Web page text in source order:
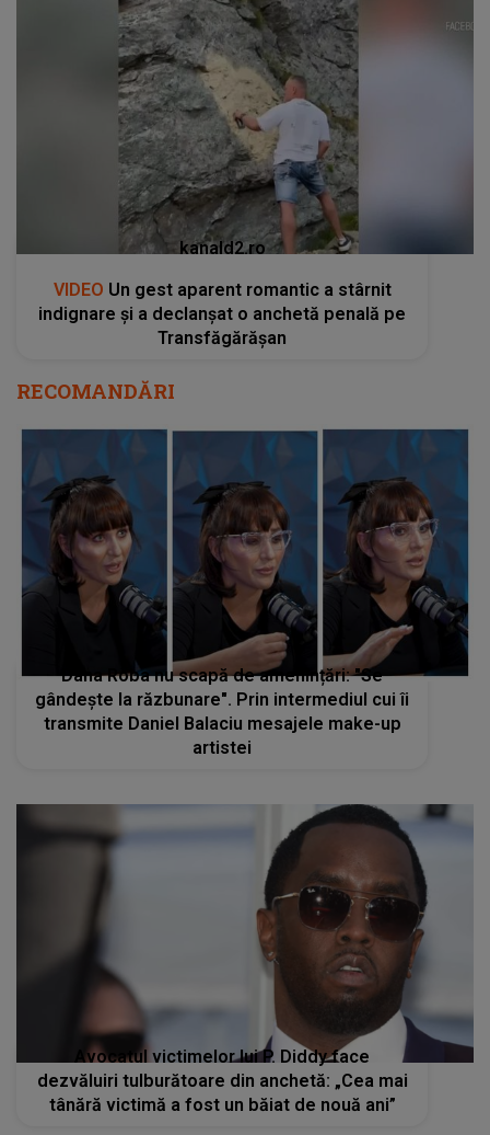
kanald2.ro
VIDEO Un gest aparent romantic a stârnit
indignare și a declanșat o anchetă penală pe
Transfăgărășan
RECOMANDĂRI
Dana Roba nu scapă de amenințări: "Se
gândește la răzbunare". Prin intermediul cui îi
transmite Daniel Balaciu mesajele make-up
artistei
Avocatul victimelor lui P. Diddy face
dezvăluiri tulburătoare din anchetă: „Cea mai
tânără victimă a fost un băiat de nouă ani”